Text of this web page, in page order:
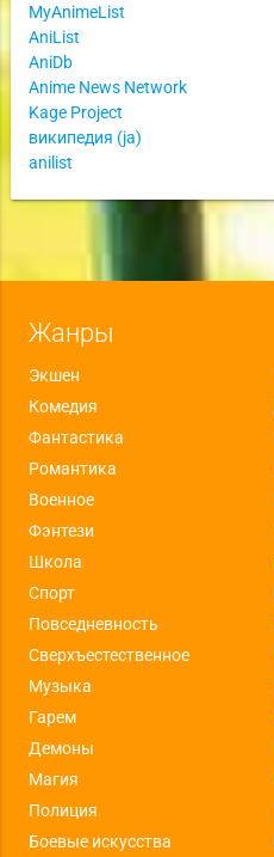
MyAnimeList
AniList
AniDb
Anime News Network
Kage Project
википедия (ja)
anilist
Жанры
Экшен
Комедия
Фантастика
Романтика
Военное
Фэнтези
Школа
Спорт
Повседневность
Сверхъестественное
Музыка
Гарем
Демоны
Магия
Полиция
Боевые искусства